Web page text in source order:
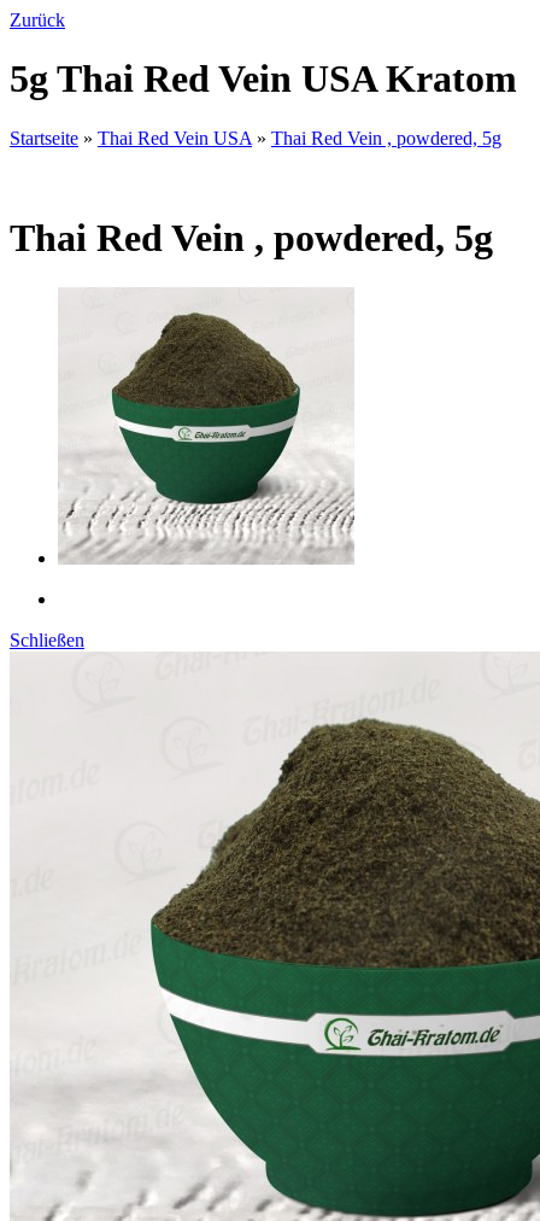
Zurück
5g Thai Red Vein USA Kratom
Startseite » Thai Red Vein USA » Thai Red Vein , powdered, 5g
Thai Red Vein , powdered, 5g
Schließen